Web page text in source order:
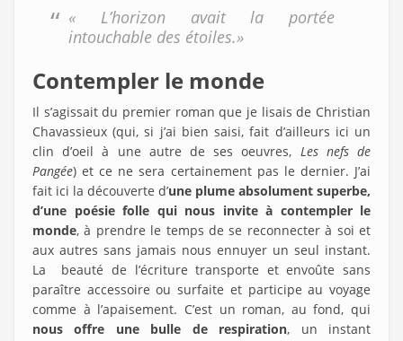
« L’horizon avait la portée
intouchable des étoiles.»
Contempler le monde
Il s’agissait du premier roman que je lisais de Christian
Chavassieux (qui, si j’ai bien saisi, fait d’ailleurs ici un
clin d’oeil à une autre de ses oeuvres, Les nefs de
Pangée) et ce ne sera certainement pas le dernier. J’ai
fait ici la découverte d’une plume absolument superbe,
d’une poésie folle qui nous invite à contempler le
monde, à prendre le temps de se reconnecter à soi et
aux autres sans jamais nous ennuyer un seul instant.
La beauté de l’écriture transporte et envoûte sans
paraître accessoire ou surfaite et participe au voyage
comme à l’apaisement. C’est un roman, au fond, qui
nous offre une bulle de respiration, un instant